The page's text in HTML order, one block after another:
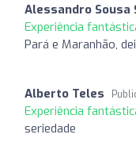
Alessandro Sousa
Experiência
Pará e Maranhão,
Alberto Teles
Experiência
seriedade